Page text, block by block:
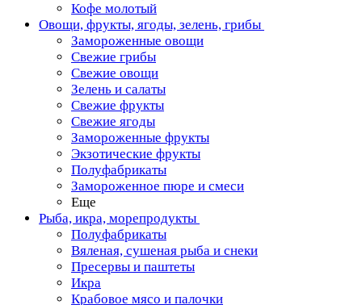
Кофе молотый
Овощи, фрукты, ягоды, зелень, грибы
Замороженные овощи
Свежие грибы
Свежие овощи
Зелень и салаты
Свежие фрукты
Свежие ягоды
Замороженные фрукты
Экзотические фрукты
Полуфабрикаты
Замороженное пюре и смеси
Еще
Рыба, икра, морепродукты
Полуфабрикаты
Вяленая, сушеная рыба и снеки
Пресервы и паштеты
Икра
Крабовое мясо и палочки